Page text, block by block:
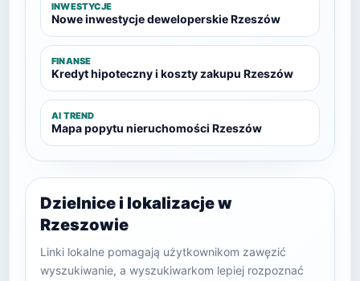
INWESTYCJE
Nowe inwestycje deweloperskie Rzeszów
FINANSE
Kredyt hipoteczny i koszty zakupu Rzeszów
AI TREND
Mapa popytu nieruchomości Rzeszów
Dzielnice i lokalizacje w
Rzeszowie
Linki lokalne pomagają użytkownikom zawęzić
wyszukiwanie, a wyszukiwarkom lepiej rozpoznać